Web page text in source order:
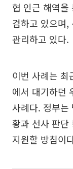
협 인근 해역을
검하고 있으며,
관리하고 있다.
이번 사례는 최
에서 대기하던
사례다. 정부는
황과 선사 판단
지원할 방침이